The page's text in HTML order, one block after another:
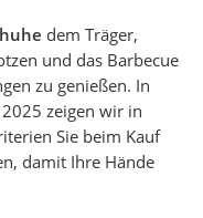
dem Träger,
und das Barbecue
zu genießen. In
zeigen wir in
Sie beim Kauf
damit Ihre Hände